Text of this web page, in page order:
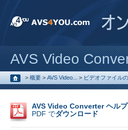
AVS Video
> 概要 > AVS Video... > ビデオファイル
AVS Video Converter ヘルプ
PDF でダウンロード